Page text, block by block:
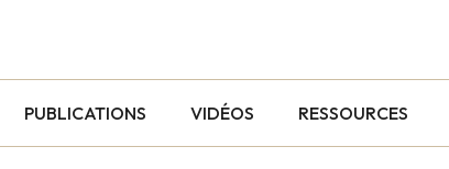
PUBLICATIONS VIDÉOS RESSOURCES